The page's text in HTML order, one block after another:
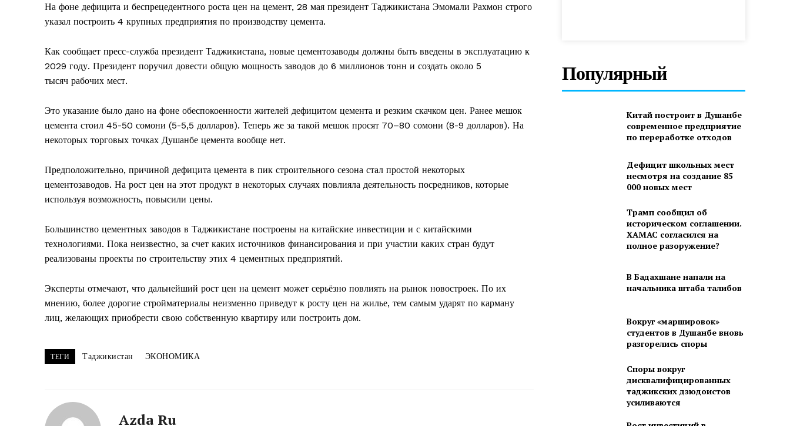
На фоне дефицита и беспрецедентного роста цен на цемент, 28 мая президент Таджикистана Эмомали Рахмон строго
указал построить 4 крупных предприятия по производству цемента.
Как сообщает пресс-служба президент Таджикистана, новые цементозаводы должны быть введены в эксплуатацию к
2029 году. Президент поручил довести общую мощность заводов до 6 миллионов тонн и создать около 5
тысяч рабочих мест.
Это указание было дано на фоне обеспокоенности жителей дефицитом цемента и резким скачком цен. Ранее мешок
цемента стоил 45-50 сомони (5-5,5 долларов). Теперь же за такой мешок просят 70–80 сомони (8-9 долларов). На
некоторых торговых точках Душанбе цемента вообще нет.
Предположительно, причиной дефицита цемента в пик строительного сезона стал простой некоторых
цементозаводов. На рост цен на этот продукт в некоторых случаях повлияла деятельность посредников, которые
используя возможность, повысили цены.
Большинство цементных заводов в Таджикистане построены на китайские инвестиции и с китайскими
технологиями. Пока неизвестно, за счет каких источников финансирования и при участии каких стран будут
реализованы проекты по строительству этих 4 цементных предприятий.
Эксперты отмечают, что дальнейший рост цен на цемент может серьёзно повлиять на рынок новостроек. По их
мнению, более дорогие стройматериалы неизменно приведут к росту цен на жилье, тем самым ударят по карману
лиц, желающих приобрести свою собственную квартиру или построить дом.
ТЕГИ Таджикистан ЭКОНОМИКА
Azda Ru
Популярный
Китай построит в Душанбе
современное предприятие
по переработке отходов
Дефицит школьных мест
несмотря на создание 85
000 новых мест
Трамп сообщил об
историческом соглашении.
ХАМАС согласился на
полное разоружение?
В Бадахшане напали на
начальника штаба талибов
Вокруг «маршировок»
студентов в Душанбе вновь
разгорелись споры
Споры вокруг
дисквалифицированных
таджикских дзюдоистов
усиливаются